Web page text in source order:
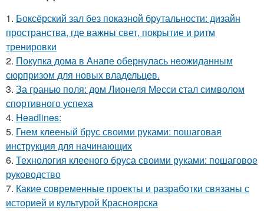
1. Боксёрский зал без показной брутальности: дизайн
пространства, где важны свет, покрытие и ритм
тренировки
2. Покупка дома в Анапе обернулась неожиданным
сюрпризом для новых владельцев.
3. За гранью поля: дом Лионеля Месси стал символом
спортивного успеха
4. Headlines:
5. Гнем клееный брус своими руками: пошаговая
инструкция для начинающих
6. Технология клееного бруса своими руками: пошаговое
руководство
7. Какие современные проекты и разработки связаны с
историей и культурой Красноярска